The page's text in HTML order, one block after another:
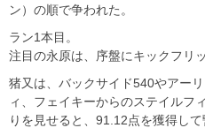
ン）の順で争われた。
ラン1本目。
注目の永原は、序盤にキックフリ
猪又は、バックサイド540やアー
ィ、フェイキーからのステイルフ
りを見せると、91.12点を獲得して